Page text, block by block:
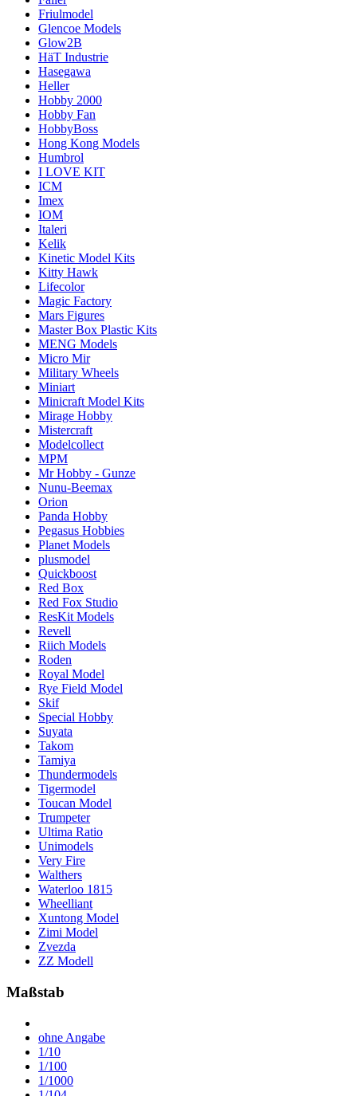
Friulmodel
Glencoe Models
Glow2B
HäT Industrie
Hasegawa
Heller
Hobby 2000
Hobby Fan
HobbyBoss
Hong Kong Models
Humbrol
I LOVE KIT
ICM
Imex
IOM
Italeri
Kelik
Kinetic Model Kits
Kitty Hawk
Lifecolor
Magic Factory
Mars Figures
Master Box Plastic Kits
MENG Models
Micro Mir
Military Wheels
Miniart
Minicraft Model Kits
Mirage Hobby
Mistercraft
Modelcollect
MPM
Mr Hobby - Gunze
Nunu-Beemax
Orion
Panda Hobby
Pegasus Hobbies
Planet Models
plusmodel
Quickboost
Red Box
Red Fox Studio
ResKit Models
Revell
Riich Models
Roden
Royal Model
Rye Field Model
Skif
Special Hobby
Suyata
Takom
Tamiya
Thundermodels
Tigermodel
Toucan Model
Trumpeter
Ultima Ratio
Unimodels
Very Fire
Walthers
Waterloo 1815
Wheelliant
Xuntong Model
Zimi Model
Zvezda
ZZ Modell
Maßstab
ohne Angabe
1/10
1/100
1/1000